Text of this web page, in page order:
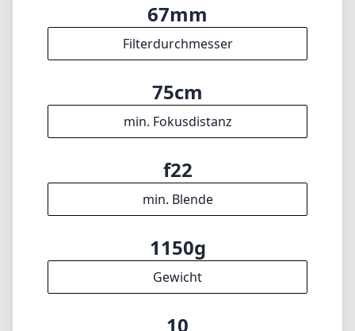
67mm
Filterdurchmesser
75cm
min. Fokusdistanz
f22
min. Blende
1150g
Gewicht
10